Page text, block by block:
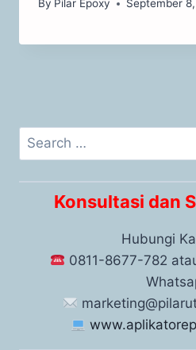
By Pilar Epoxy September
Konsultasi dan
Hubungi
0811-8677-782